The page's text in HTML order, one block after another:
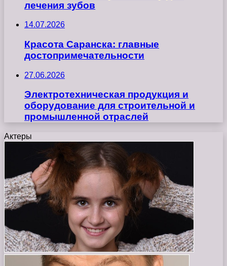
лечения зубов
14.07.2026
Красота Саранска: главные
достопримечательности
27.06.2026
Электротехническая продукция и
оборудование для строительной и
промышленной отраслей
Актеры